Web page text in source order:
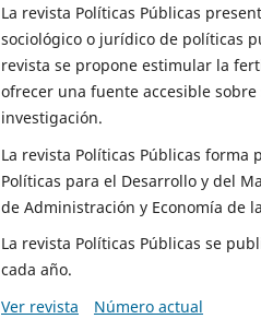
La revista Políticas Públicas
sociológico o jurídico de políticas
revista se propone estimular la
ofrecer una fuente accesible
investigación.
La revista Políticas Públicas
Políticas para el Desarrollo y del
de Administración y Economía de
La revista Políticas Públicas se
cada año.
Ver revista
Número actual